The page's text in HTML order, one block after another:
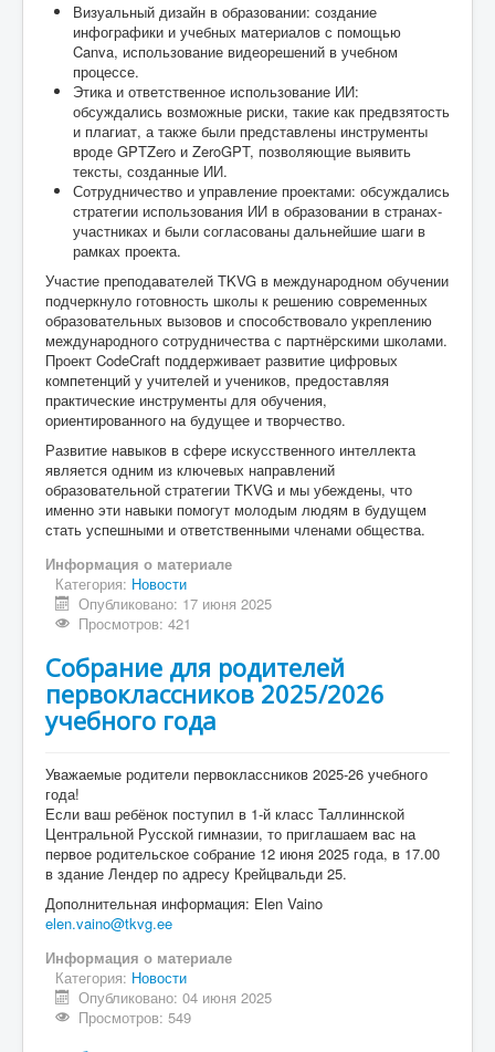
Визуальный дизайн в образовании: создание
инфографики и учебных материалов с помощью
Canva, использование видеорешений в учебном
процессе.
Этика и ответственное использование ИИ:
обсуждались возможные риски, такие как предвзятость
и плагиат, а также были представлены инструменты
вроде GPTZero и ZeroGPT, позволяющие выявить
тексты, созданные ИИ.
Сотрудничество и управление проектами: обсуждались
стратегии использования ИИ в образовании в странах-
участниках и были согласованы дальнейшие шаги в
рамках проекта.
Участие преподавателей TKVG в международном обучении
подчеркнуло готовность школы к решению современных
образовательных вызовов и способствовало укреплению
международного сотрудничества с партнёрскими школами.
Проект CodeCraft поддерживает развитие цифровых
компетенций у учителей и учеников, предоставляя
практические инструменты для обучения,
ориентированного на будущее и творчество.
Развитие навыков в сфере искусственного интеллекта
является одним из ключевых направлений
образовательной стратегии TKVG и мы убеждены, что
именно эти навыки помогут молодым людям в будущем
стать успешными и ответственными членами общества.
Информация о материале
Категория: Новости
Опубликовано: 17 июня 2025
Просмотров: 421
Собрание для родителей
первоклассников 2025/2026
учебного года
Уважаемые родители первоклассников 2025-26 учебного
года!
Если ваш ребёнок поступил в 1-й класс Таллиннской
Центральной Русской гимназии, то приглашаем вас на
первое родительское собрание 12 июня 2025 года, в 17.00
в здание Лендер по адресу Крейцвальди 25.
Дополнительная информация: Elen Vaino
elen.vaino@tkvg.ee
Информация о материале
Категория: Новости
Опубликовано: 04 июня 2025
Просмотров: 549